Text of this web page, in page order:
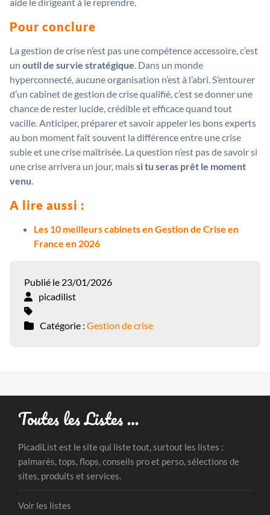
aide le dirigeant à le reprendre.
Pour conclure
La gestion de crise n’est pas une compétence accessoire, c’est
un outil de survie stratégique. Dans un monde
hyperconnecté, aucune organisation n’est à l’abri. S’entourer
d’un cabinet de gestion de crise qualifié, c’est se donner une
chance de rester lucide, crédible et efficace quand tout
vacille. Anticiper, préparer et savoir appeler les bons experts
au bon moment fait souvent la différence entre une crise
subie et une crise maîtrisée. La question n’est pas de savoir si
une crise arrivera un jour, maissi tu seras prêt le moment
venu.
A lire aussi :
Les 10 meilleurs cabinets en Gestion de Crise en
France en 2026
Publié le 23/01/2026
picadilist
Catégorie : Gestion de crise
Toutes les Listes …
PicadiList est le site qui liste tout, surtout les listes :
palmarès, tops, flops, conseils pro et perso, sélections de
sites, produits et services.
Voir les listes